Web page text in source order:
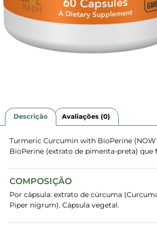
Descrição Avaliações (0)
Turmeric Curcumin with BioPerine
BioPerine (extrato de pimenta-preta) que
COMPOSIÇÃO
Por cápsula: extrato de cúrcuma
Piper nigrum). Cápsula vegetal.